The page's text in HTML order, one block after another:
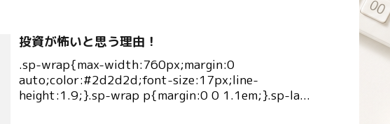
投資が怖いと思う理由！
.sp-wrap{max-width:760px;margin:0
auto;color:#2d2d2d;font-size:17px;line-
height:1.9;}.sp-wrap p{margin:0 0 1.1em;}.sp-la...